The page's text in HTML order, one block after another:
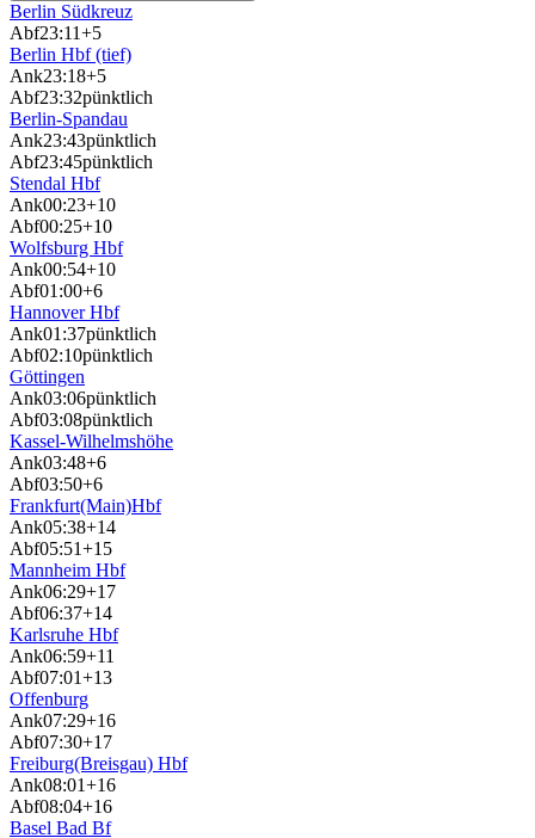
Berlin Südkreuz
Abf23:11+5
Berlin Hbf (tief)
Ank23:18+5
Abf23:32pünktlich
Berlin-Spandau
Ank23:43pünktlich
Abf23:45pünktlich
Stendal Hbf
Ank00:23+10
Abf00:25+10
Wolfsburg Hbf
Ank00:54+10
Abf01:00+6
Hannover Hbf
Ank01:37pünktlich
Abf02:10pünktlich
Göttingen
Ank03:06pünktlich
Abf03:08pünktlich
Kassel-Wilhelmshöhe
Ank03:48+6
Abf03:50+6
Frankfurt(Main)Hbf
Ank05:38+14
Abf05:51+15
Mannheim Hbf
Ank06:29+17
Abf06:37+14
Karlsruhe Hbf
Ank06:59+11
Abf07:01+13
Offenburg
Ank07:29+16
Abf07:30+17
Freiburg(Breisgau) Hbf
Ank08:01+16
Abf08:04+16
Basel Bad Bf